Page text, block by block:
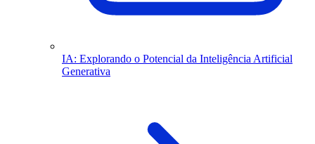
IA: Explorando o Potencial da Inteligência Artificial
Generativa